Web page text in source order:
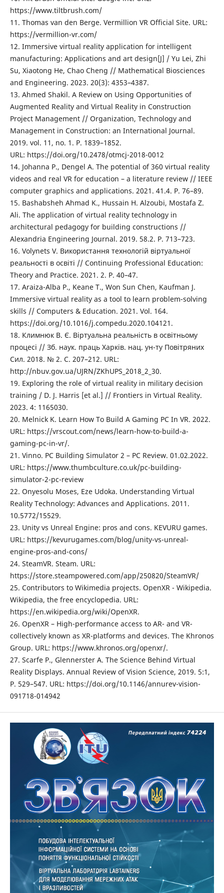
https://www.tiltbrush.com/
11. Thomas van den Berge. Vermillion VR Official Site. URL:
https://vermillion-vr.com/
12. Immersive virtual reality application for intelligent
manufacturing: Applications and art design[J] / Yu Lei, Zhi
Su, Xiaotong He, Chao Cheng // Mathematical Biosciences
and Engineering. 2023. 20(3): 4353–4387.
13. Ahmed Shakil. A Review on Using Opportunities of
Augmented Reality and Virtual Reality in Construction
Project Management // Organization, Technology and
Management in Construction: an International Journal.
2019. vol. 11, no. 1. Р. 1839–1852.
URL: https://doi.org/10.2478/otmcj-2018-0012
14. Johanna P., Dengel A. The potential of 360 virtual reality
videos and real VR for education – a literature review // IEEE
computer graphics and applications. 2021. 41.4. P. 76–89.
15. Bashabsheh Ahmad K., Hussain H. Alzoubi, Mostafa Z.
Ali. The application of virtual reality technology in
architectural pedagogy for building constructions //
Alexandria Engineering Journal. 2019. 58.2. P. 713–723.
16. Volynets V. Використання технологій віртуальної
реальності в освіті // Continuing Professional Education:
Theory and Practice. 2021. 2. P. 40–47.
17. Araiza-Alba P., Keane T., Won Sun Chen, Kaufman J.
Immersive virtual reality as a tool to learn problem-solving
skills // Computers & Education. 2021. Vol. 164.
https://doi.org/10.1016/j.compedu.2020.104121.
18. Климнюк В. Є. Віртуальна реальність в освітньому
процесі // Зб. наук. праць Харків. нац. ун-ту Повітряних
Сил. 2018. № 2. С. 207–212. URL:
http://nbuv.gov.ua/UJRN/ZKhUPS_2018_2_30.
19. Exploring the role of virtual reality in military decision
training / D. J. Harris [et al.] // Frontiers in Virtual Reality.
2023. 4: 1165030.
20. Melnick K. Learn How To Build A Gaming PC In VR. 2022.
URL: https://vrscout.com/news/learn-how-to-build-a-
gaming-pc-in-vr/.
21. Vinno. PC Building Simulator 2 – PC Review. 01.02.2022.
URL: https://www.thumbculture.co.uk/pc-building-
simulator-2-pc-review
22. Onyesolu Moses, Eze Udoka. Understanding Virtual
Reality Technology: Advances and Applications. 2011.
10.5772/15529.
23. Unity vs Unreal Engine: pros and cons. KEVURU games.
URL: https://kevurugames.com/blog/unity-vs-unreal-
engine-pros-and-cons/
24. SteamVR. Steam. URL:
https://store.steampowered.com/app/250820/SteamVR/
25. Contributors to Wikimedia projects. OpenXR - Wikipedia.
Wikipedia, the free encyclopedia. URL:
https://en.wikipedia.org/wiki/OpenXR.
26. OpenXR – High-performance access to AR- and VR-
collectively known as XR-platforms and devices. The Khronos
Group. URL: https://www.khronos.org/openxr/.
27. Scarfe P., Glennerster A. The Science Behind Virtual
Reality Displays. Annual Review of Vision Science, 2019. 5:1,
P. 529–547. URL: https://doi.org/10.1146/annurev-vision-
091718-014942